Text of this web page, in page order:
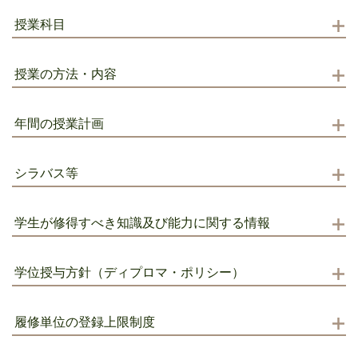
授業科目
授業の方法・内容
年間の授業計画
シラバス等
学生が修得すべき知識及び能力に関する情報
学位授与方針（ディプロマ・ポリシー）
履修単位の登録上限制度